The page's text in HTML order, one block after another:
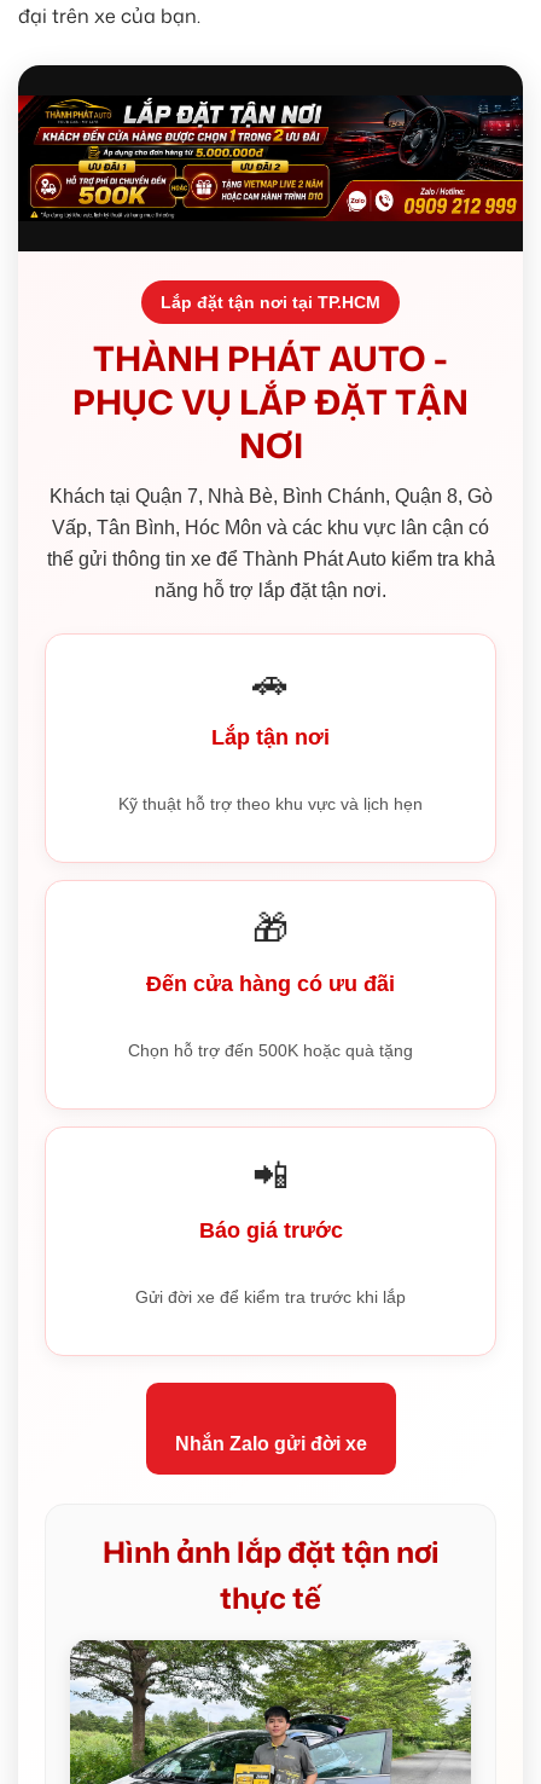
đại trên xe của bạn.
Lắp đặt tận nơi tại TP.HCM
THÀNH PHÁT AUTO -
PHỤC VỤ LẮP ĐẶT TẬN
NƠI
Khách tại Quận 7, Nhà Bè, Bình Chánh, Quận 8, Gò
Vấp, Tân Bình, Hóc Môn và các khu vực lân cận có
thể gửi thông tin xe để Thành Phát Auto kiểm tra khả
năng hỗ trợ lắp đặt tận nơi.
🚗
Lắp tận nơi
Kỹ thuật hỗ trợ theo khu vực và lịch hẹn
🎁
Đến cửa hàng có ưu đãi
Chọn hỗ trợ đến 500K hoặc quà tặng
📲
Báo giá trước
Gửi đời xe để kiểm tra trước khi lắp
Nhắn Zalo gửi đời xe
Hình ảnh lắp đặt tận nơi
thực tế